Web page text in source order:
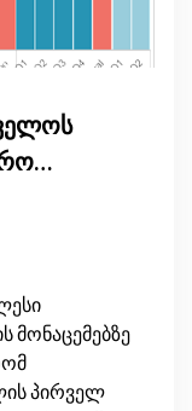
ფონზე
მონაცემებზე
პირველ